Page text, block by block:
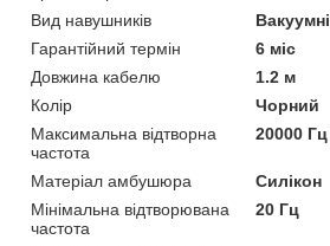
Вид навушників
Вакуумні
Гарантійний термін
6 міс
Довжина кабелю
1.2 м
Колір
Чорний
Максимальна відтворна
частота
20000 Гц
Матеріал амбушюра
Силікон
Мінімальна відтворювана
частота
20 Гц